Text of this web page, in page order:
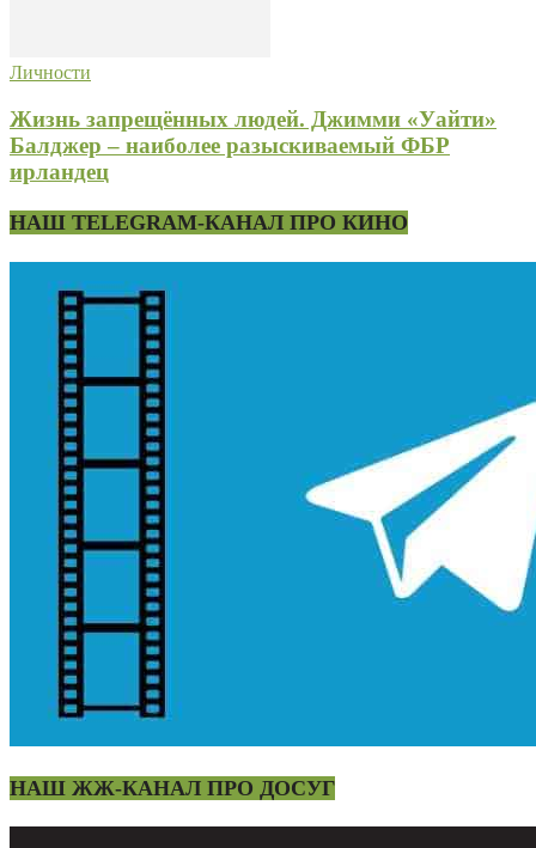
Личности
Жизнь запрещённых людей. Джимми «Уайти»
Балджер – наиболее разыскиваемый ФБР
ирландец
НАШ TELEGRAM-КАНАЛ ПРО КИНО
НАШ ЖЖ-КАНАЛ ПРО ДОСУГ